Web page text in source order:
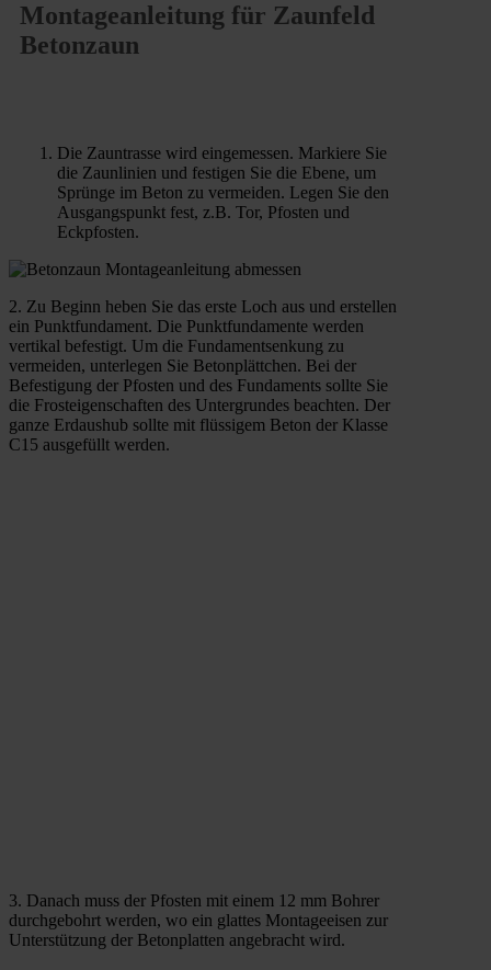
Montageanleitung für Zaunfeld
Betonzaun
Die Zauntrasse wird eingemessen. Markiere Sie
die Zaunlinien und festigen Sie die Ebene, um
Sprünge im Beton zu vermeiden. Legen Sie den
Ausgangspunkt fest, z.B. Tor, Pfosten und
Eckpfosten.
2. Zu Beginn heben Sie das erste Loch aus und erstellen
ein Punktfundament. Die Punktfundamente werden
vertikal befestigt. Um die Fundamentsenkung zu
vermeiden, unterlegen Sie Betonplättchen. Bei der
Befestigung der Pfosten und des Fundaments sollte Sie
die Frosteigenschaften des Untergrundes beachten. Der
ganze Erdaushub sollte mit flüssigem Beton der Klasse
C15 ausgefüllt werden.
3. Danach muss der Pfosten mit einem 12 mm Bohrer
durchgebohrt werden, wo ein glattes Montageeisen zur
Unterstützung der Betonplatten angebracht wird.